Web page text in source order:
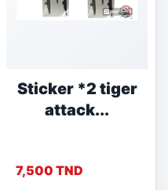
Sticker *2 tiger
attack...
7,500 TND